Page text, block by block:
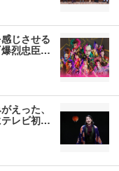
じさせる
烈忠臣…
えった、
テレビ初…